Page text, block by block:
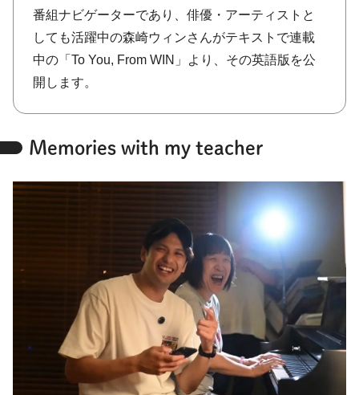
番組ナビゲーターであり、俳優・アーティストと
しても活躍中の森崎ウィンさんがテキストで連載
中の「To You, From WIN」より、その英語版を公
開します。
Memories with my teacher